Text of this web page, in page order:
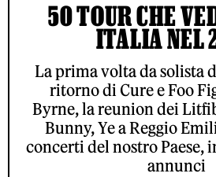
50 TOUR CHE
ITALIA NEL
La prima volta da solista
ritorno di Cure e Foo
Byrne, la reunion dei
Bunny, Ye a Reggio
concerti del nostro Paese,
annunci